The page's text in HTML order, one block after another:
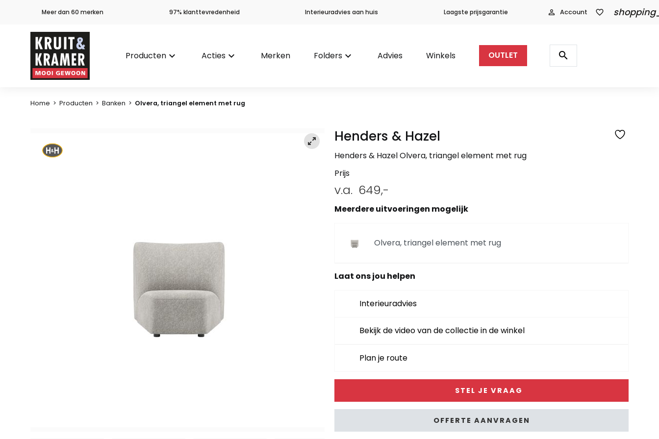
Meer dan 60 merken 97% klanttevredenheid Interieuradvies aan huis Laagste prijsgarantie person_outline Account favorite_border
Producten keyboard_arrow_down Acties keyboard_arrow_down Merken Folders keyboard_arrow_down Advies Winkels OUTLET
Producten
zoeken
search
Home > Producten > Banken > Olvera, triangel element met rug
Henders & Hazel
Henders & Hazel Olvera, triangel element met rug
Prijs
v.a. 649,-
Meerdere uitvoeringen mogelijk
Olvera, triangel element met rug
Olvera, curved divan - rechts
Olvera, triangel poef / hocker - invoegbaar
Olvera, poef / hocker
Laat ons jou helpen
Interieuradvies
Bekijk de video van de collectie in de winkel
Plan je route
STEL JE VRAAG
OFFERTE AANVRAGEN